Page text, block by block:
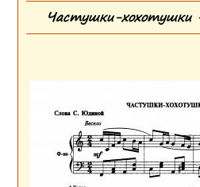
Частушки-хохотушки